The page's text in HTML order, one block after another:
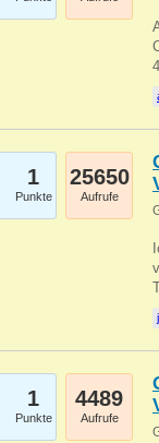
1
Punkte
25650
Aufrufe
1
Punkte
4489
Aufrufe